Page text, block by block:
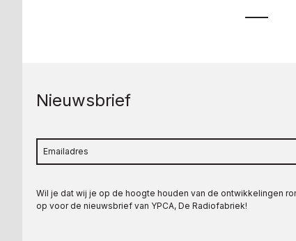
Nieuwsbrief
Wil je dat wij je op de hoogte houden van de ontwikkelingen
op voor de nieuwsbrief van YPCA, De Radiofabriek!